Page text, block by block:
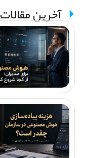
آخرین مقالات